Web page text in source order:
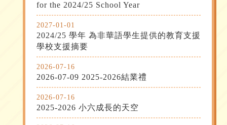
家長教師會
校友會
for the 2024/25 School Year
2027-01-01
2024/25 學年 為非華語學生提供的教育支援
學校支援摘要
2026-07-16
2026-07-09 2025-2026結業禮
2026-07-16
2025-2026 小六成長的天空